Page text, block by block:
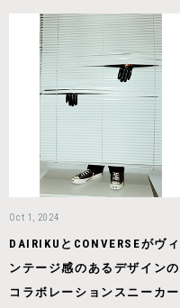
Oct 1, 2024
DAIRIKUとCONVERSEがヴィ
ンテージ感のあるデザインの
コラボレーションスニーカー